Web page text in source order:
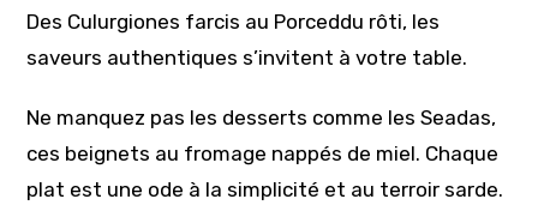
Des Culurgiones farcis au Porceddu rôti, les
saveurs authentiques s’invitent à votre table.
Ne manquez pas les desserts comme les Seadas,
ces beignets au fromage nappés de miel. Chaque
plat est une ode à la simplicité et au terroir sarde.